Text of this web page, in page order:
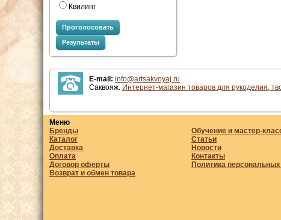
Квилинг
Проголосовать
Результаты
E-mail: info@artsakvoyaj.ru
Саквояж. Интернет-магазин товаров для рукоделия,
Меню
Бренды
Каталог
Доставка
Оплата
Договор оферты
Возврат и обмен товара
Обучение и мастер-
Статьи
Новости
Контакты
Политика